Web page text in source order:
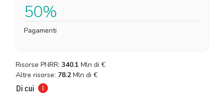
50%
Pagamenti
Risorse PNRR: 340.1 Mln di €
Altre risorse: 78.2 Mln di €
Di cui